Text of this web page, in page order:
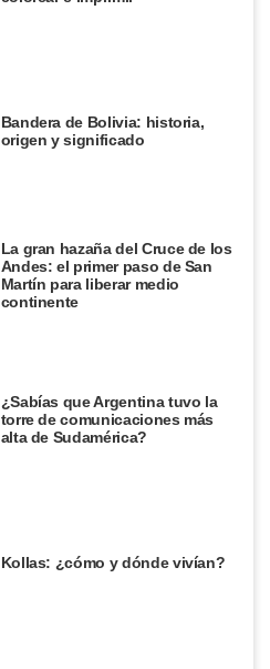
Bandera de Bolivia: historia,
origen y significado
La gran hazaña del Cruce de los
Andes: el primer paso de San
Martín para liberar medio
continente
¿Sabías que Argentina tuvo la
torre de comunicaciones más
alta de Sudamérica?
Kollas: ¿cómo y dónde vivían?